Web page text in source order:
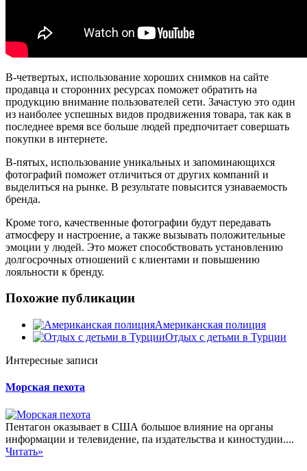
В-четвертых, использование хороших снимков на сайте
продавца и сторонних ресурсах поможет обратить на
продукцию внимание пользователей сети. Зачастую это один
из наиболее успешных видов продвижения товара, так как в
последнее время все больше людей предпочитает совершать
покупки в интернете.
В-пятых, использование уникальных и запоминающихся
фотографий поможет отличиться от других компаний и
выделиться на рынке. В результате повысится узнаваемость
бренда.
Кроме того, качественные фотографии будут передавать
атмосферу и настроение, а также вызывать положительные
эмоции у людей. Это может способствовать установлению
долгосрочных отношений с клиентами и повышению
лояльности к бренду.
Похожие публикации
Американская полиция
Отдых с детьми в Турции
Интересные записи
Морская пехота
Пентагон оказывает в США большое влияние на органы
информации и телевидение, па издательства и киностудии....
Читать»